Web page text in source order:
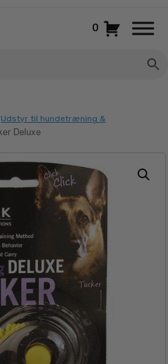
0
Udstyr til hundetræning &
Deluxe